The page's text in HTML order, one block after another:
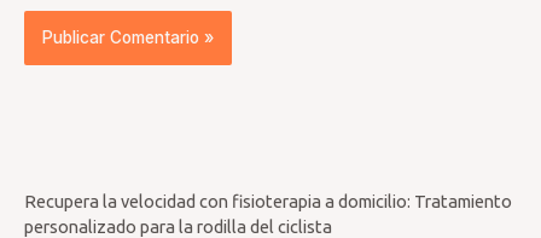
Recupera la velocidad con fisioterapia a domicilio: Tratamiento
personalizado para la rodilla del ciclista